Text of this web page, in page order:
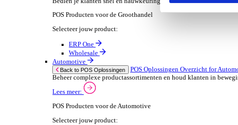
Selecteer jouw product:
Onrent One
Onrent Office
Onrent Go
AGP Rent
Automotive
Back to ERP Oplossingen
Van voorraad tot verkoop en service: ontdek de